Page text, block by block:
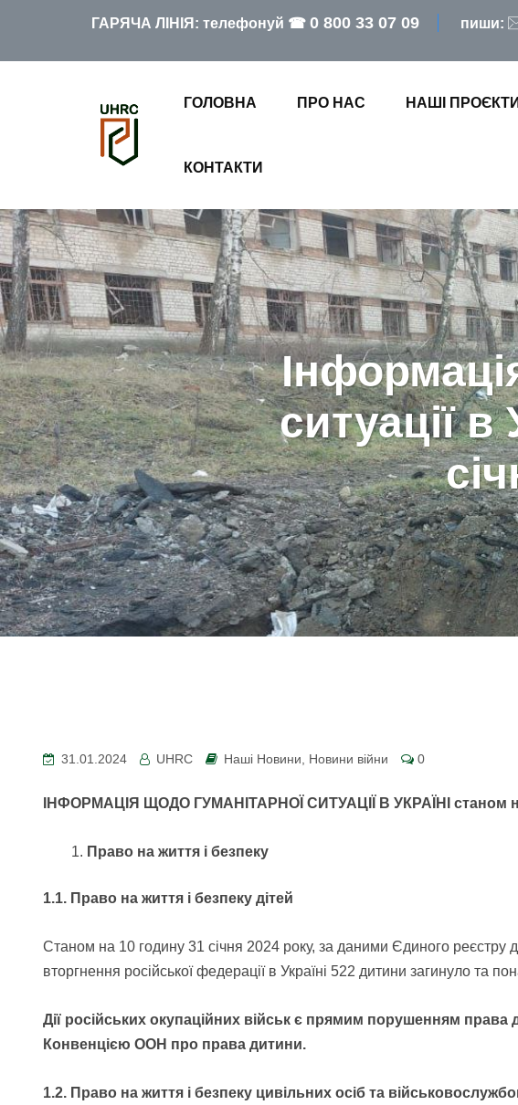
ГАРЯЧА ЛІНІЯ: телефонуй ☎ 0 800 33 07 09 пиши:
ГОЛОВНА ПРО НАС НАШІ ПРОЄКТИ
КОНТАКТИ
ситуації в
31.01.2024 UHRC Наші Новини Новини війни 0
ІНФОРМАЦІЯ ЩОДО ГУМАНІТАРНОЇ СИТУАЦІЇ В УКРАЇНІ станом
Право на життя і безпеку
1.1. Право на життя і безпеку дітей
Станом на 10 годину 31 січня 2024 року, за даними Єдиного реєстру
вторгнення російської федерації в Україні 522 дитини загинуло та
Дії російських окупаційних військ є прямим порушенням права
Конвенцією ООН про права дитини.
1.2. Право на життя і безпеку цивільних осіб та